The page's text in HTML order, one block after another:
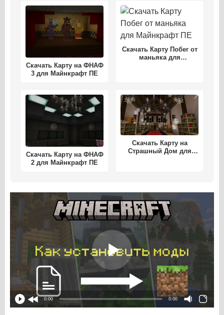
Скачать Карту на ФНАФ
3 для Майнкрафт ПЕ
Скачать Карту Побег от
маньяка для
Скачать Карту на ФНАФ
2 для Майнкрафт ПЕ
Скачать Карту на
Страшный Дом для
0:00 0:00